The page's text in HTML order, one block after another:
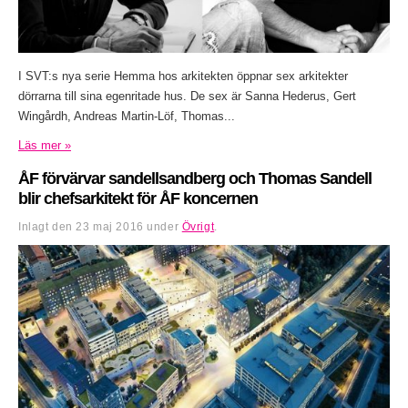
I SVT:s nya serie Hemma hos arkitekten öppnar sex arkitekter
dörrarna till sina egenritade hus. De sex är Sanna Hederus, Gert
Wingårdh, Andreas Martin-Löf, Thomas...
Läs mer »
ÅF förvärvar sandellsandberg och Thomas Sandell
blir chefsarkitekt för ÅF koncernen
Inlagt den 23 maj 2016 under Övrigt.